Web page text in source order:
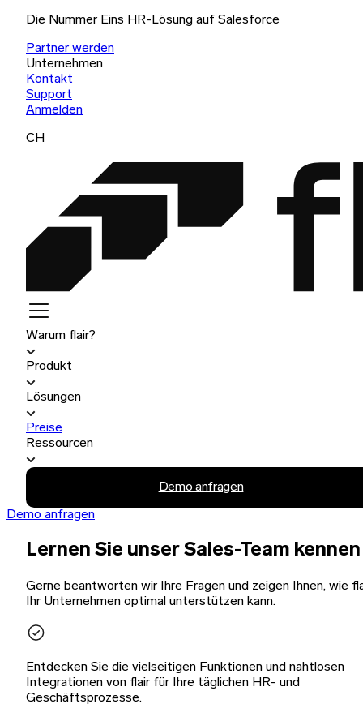
Die Nummer Eins HR-Lösung auf Salesforce
Partner werden
Unternehmen
Kontakt
Support
Anmelden
CH
Warum flair?
Produkt
Lösungen
Preise
Ressourcen
Demo anfragen
Demo anfragen
Lernen Sie unser Sales-Team kennen
Gerne beantworten wir Ihre Fragen und zeigen Ihnen, wie
Ihr Unternehmen optimal unterstützen kann.
Entdecken Sie die vielseitigen Funktionen und nahtlosen
Integrationen von flair für Ihre täglichen HR- und
Geschäftsprozesse.